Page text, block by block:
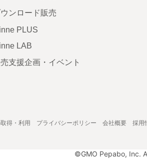
ンロード販売
PLUS
LAB
支援企画・イベント
得・利用 プライバシーポリシー 会社概要 採用
©GMO Pepabo, Inc.